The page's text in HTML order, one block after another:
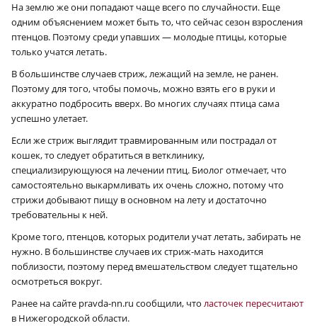
На землю же они попадают чаще всего по случайности. Еще
одним объяснением может быть то, что сейчас сезон взросления
птенцов. Поэтому среди упавших — молодые птицы, которые
только учатся летать.
В большинстве случаев стриж, лежащий на земле, не ранен.
Поэтому для того, чтобы помочь, можно взять его в руки и
аккуратно подбросить вверх. Во многих случаях птица сама
успешно улетает.
Если же стриж выглядит травмированным или пострадал от
кошек, то следует обратиться в ветклинику,
специализирующуюся на лечении птиц. Биолог отмечает, что
самостоятельно выкармливать их очень сложно, потому что
стрижи добывают пищу в основном на лету и достаточно
требовательны к ней.
Кроме того, птенцов, которых родители учат летать, забирать не
нужно. В большинстве случаев их стриж-мать находится
поблизости, поэтому перед вмешательством следует тщательно
осмотреться вокруг.
Ранее на сайте pravda-nn.ru сообщили, что ласточек пересчитают
в Нижегородской области.